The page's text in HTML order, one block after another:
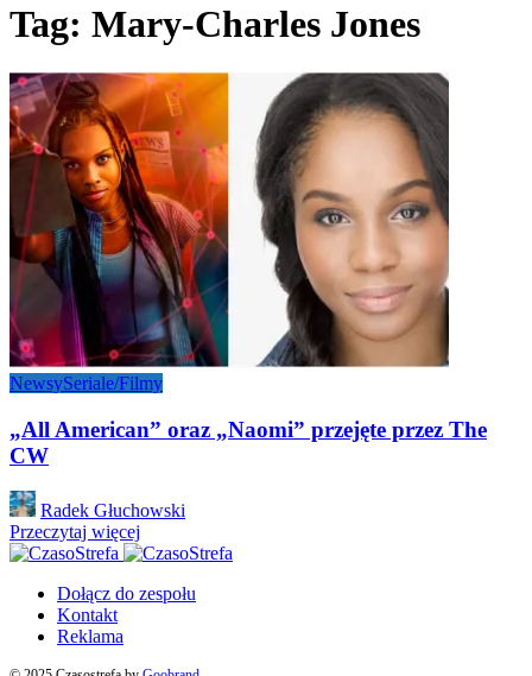
Tag: Mary-Charles Jones
NewsySeriale/Filmy
„All American” oraz „Naomi” przejęte przez The
CW
Posted
by
Radek Głuchowski
Przeczytaj więcej
Dołącz do zespołu
Kontakt
Reklama